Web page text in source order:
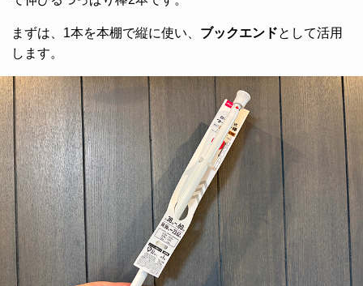
まずは、1本を本棚で縦に使い、 ブックエンドとして活用
します。